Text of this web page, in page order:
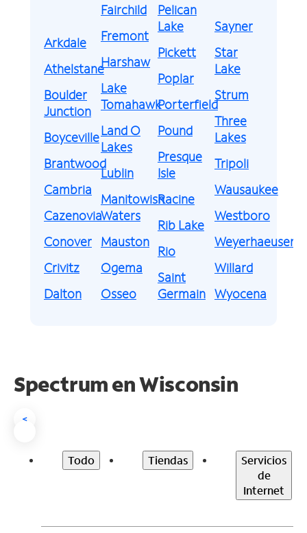
Arkdale
Athelstane
Boulder
Junction
Boyceville
Brantwood
Cambria
Cazenovia
Conover
Crivitz
Dalton
Fairchild
Fremont
Harshaw
Lake
Tomahawk
Land O
Lakes
Lublin
Manitowish
Waters
Mauston
Ogema
Osseo
Pelican
Lake
Pickett
Poplar
Porterfield
Pound
Presque
Isle
Racine
Rib Lake
Rio
Saint
Germain
Sayner
Star
Lake
Strum
Three
Lakes
Tripoli
Wausaukee
Westboro
Weyerhaeuser
Willard
Wyocena
Spectrum enWisconsin
<
Todo Tiendas
Servicios
de
Internet